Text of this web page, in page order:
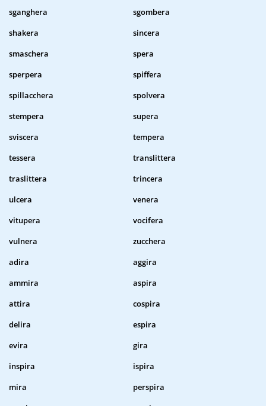
sganghera
sgombera
shakera
sincera
smaschera
spera
sperpera
spiffera
spillacchera
spolvera
stempera
supera
sviscera
tempera
tessera
translittera
traslittera
trincera
ulcera
venera
vitupera
vocifera
vulnera
zucchera
adira
aggira
ammira
aspira
attira
cospira
delira
espira
evira
gira
inspira
ispira
mira
perspira